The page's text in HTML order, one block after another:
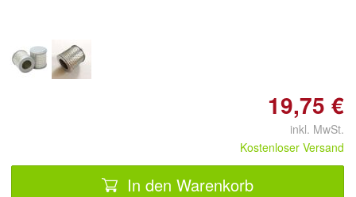
19,75 €
inkl. MwSt.
Kostenloser Versand
In den Warenkorb